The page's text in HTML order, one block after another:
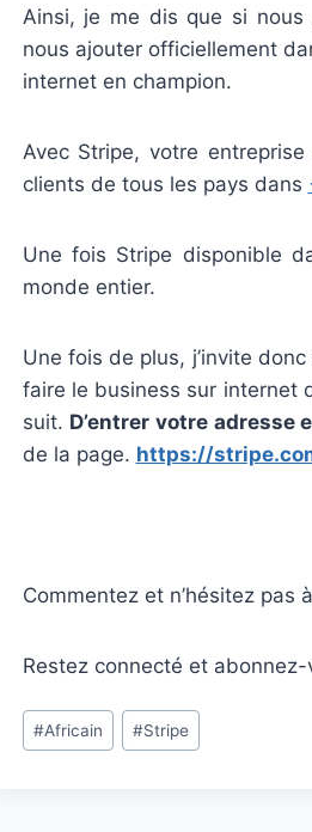
Ainsi, je me dis que si nous
nous ajouter officiellement
internet en champion.
Avec Stripe, votre
clients de tous les pays dans
Une fois Stripe disponible
monde entier.
Une fois de plus, j’invite
faire le business sur internet
suit. D’entrer votre adresse
de la page. https://
Commentez et n’hésitez pas
Restez connecté et
#Africain #Stripe